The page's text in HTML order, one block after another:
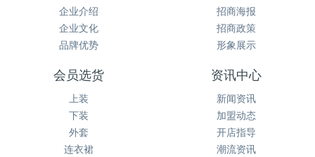
企业介绍
企业文化
品牌优势
招商海报
招商政策
形象展示
会员选货
上装
下装
外套
连衣裙
资讯中心
新闻资讯
加盟动态
开店指导
潮流资讯